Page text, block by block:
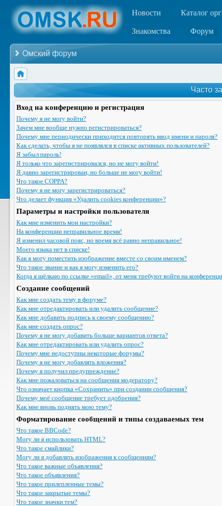
Новости Каталог
Знакомства Форум
Омский форум
Часто
Вход на конференцию и регистрация
Почему я не могу войти?
Зачем мне вообще нужно регистрироваться?
Почему мне периодически приходится повторять ввод имени и пароля?
Как сделать, чтобы я не появлялся в списке активных пользователей?
Я забыл пароль!
Я только что зарегистрировался, но не могу войти!
Я давно зарегистрирован, но больше не могу войти!
Что такое COPPA?
Почему я не могу зарегистрироваться?
Что делает функция «Удалить cookies конференции»?
Параметры и настройки пользователя
Как мне изменить мои настройки?
На конференции неправильное время!
Я изменил часовой пояс, но время всё равно неправильное!
Моего языка нет в списке!
Как я могу поместить изображение вместе со своим именем?
Что такое звание и как я могу изменить его?
Когда я щёлкаю по ссылке «email», от меня требуют войти на
Создание сообщений
Как мне создать тему в форуме?
Как мне отредактировать или удалить сообщение?
Как мне добавить подпись к своему сообщению?
Как мне создать опрос?
Почему я не могу добавить больше вариантов ответа?
Как мне отредактировать или удалить опрос?
Почему мне недоступны некоторые форумы?
Почему я не могу добавлять вложения?
Почему я получил предупреждение?
Как мне пожаловаться на сообщения модератору?
Что означает кнопка «Сохранить» при создании сообщения?
Почему моё сообщение требует одобрения?
Как мне вновь поднять мою тему?
Форматирование сообщений и типы создаваемых тем
Что такое BBCode?
Могу ли я использовать HTML?
Что такое смайлики?
Могу ли я добавлять изображения к сообщениям?
Что такое важные объявления?
Что такое объявления?
Что такое прилепленные темы?
Что такое закрытые темы?
Что такое значки тем?